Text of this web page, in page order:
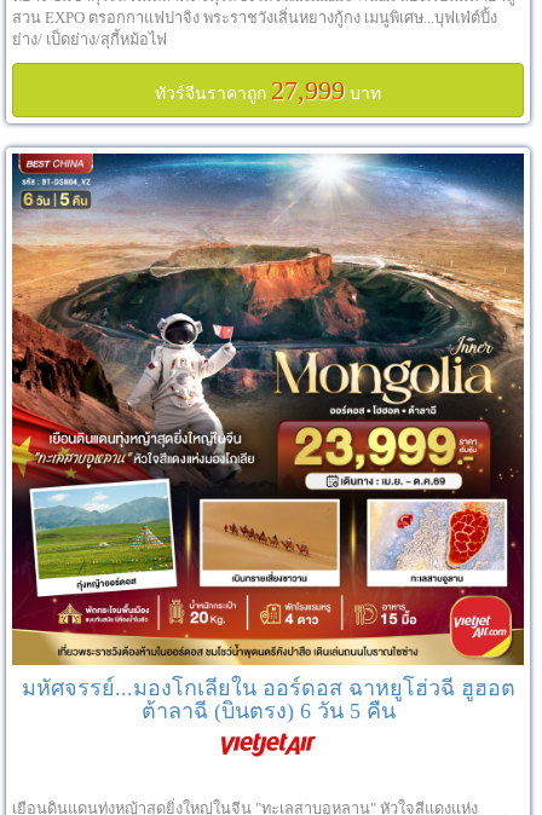
สวน EXPO ตรอกกาแฟปาจิง พระราชวังเสิ่นหยางกู้กง เมนูพิเศษ...บุฟเฟ่ต์ปิ้ง
ย่าง/ เป็ดย่าง/สุกี้หม้อไฟ
ทัวร์จีนราคาถูก 27,999บาท
มหัศจรรย์...มองโกเลียใน ออร์ดอส ฉาหยูโฮ่วฉี ฮูฮอต
ต้าลาฉี (บินตรง) 6 วัน 5 คืน
เยือนดินแดนทุ่งหญ้าสุดยิ่งใหญ่ในจีน "ทะเลสาบอูหลาน" หัวใจสีแดงแห่ง